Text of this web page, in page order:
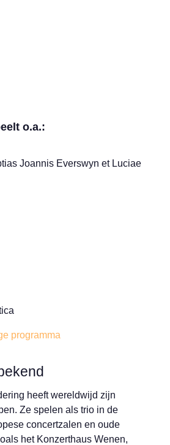
o.a.:
Joannis Everswyn et Luciae
programma
heeft wereldwijd zijn
Ze spelen als trio in de
concertzalen en oude
het Konzerthaus Wenen,